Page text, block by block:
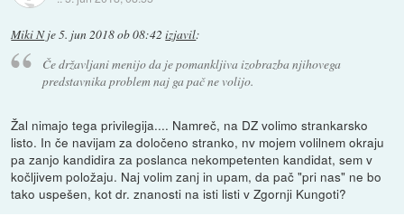
Miki Nje5. jun 2018 ob 08:42 izjavil:
Če državljani menijo da je pomankljiva izobrazba njihovega
predstavnika problem naj ga pač ne volijo.
Žal nimajo tega privilegija.... Namreč, na DZ volimo strankarsko
listo. In če navijam za določeno stranko, nv mojem volilnem okraju
pa zanjo kandidira za poslanca nekompetenten kandidat, sem v
kočljivem položaju. Naj volim zanj in upam, da pač "pri nas" ne bo
tako uspešen, kot dr. znanosti na isti listi v Zgornji Kungoti?